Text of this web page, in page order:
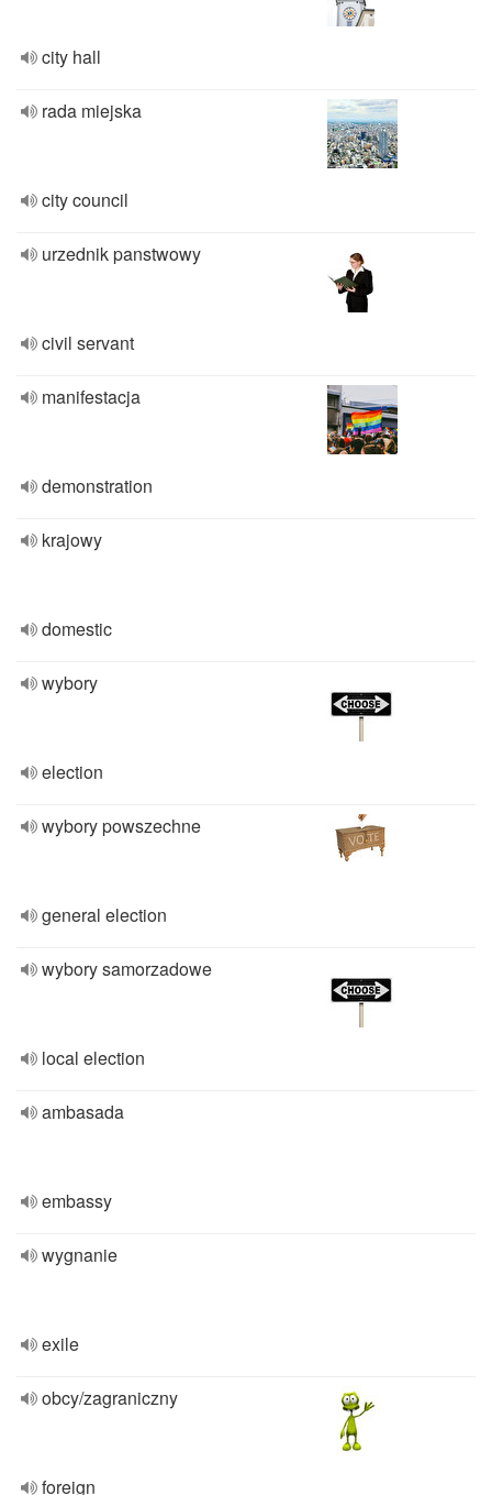
city hall
rada miejska
city council
urzednik panstwowy
civil servant
manifestacja
demonstration
krajowy
domestic
wybory
election
wybory powszechne
general election
wybory samorzadowe
local election
ambasada
embassy
wygnanie
exile
obcy/zagraniczny
foreign